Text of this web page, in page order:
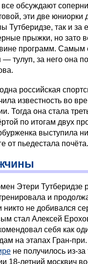
все обсуждают
эти две юниорки
Тутберидзе, так и
прыжки, но зато
программ. Самым
тулуп, за него она
российская
известность во
Тогда она стала
по итогам двух
выступила
от пьедестала почёта.
Этери Тутберидзе
и
никто не добивался
стал Алексей
себя как
на этапах Гран-
не получилось из-
18-летний москвич